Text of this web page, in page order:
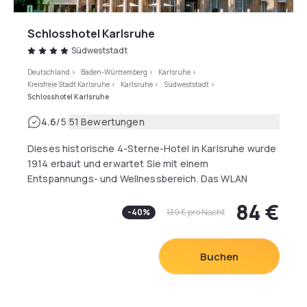
Schlosshotel Karlsruhe
Südweststadt
Deutschland > Baden-Württemberg > Karlsruhe >
Kreisfreie Stadt Karlsruhe > Karlsruhe > Südweststadt >
Schlosshotel Karlsruhe
4.6/5|51 Bewertungen
Dieses historische 4-Sterne-Hotel in Karlsruhe wurde
1914 erbaut und erwartet Sie mit einem
Entspannungs- und Wellnessbereich. Das WLAN
Hauptbahnhof und genießen die Aussicht auf den
Die geräumigen Zimmer im Schlosshotel Karlsruhe
bieten eine Minibar und Kabel-TV mit 2 kostenfreien
-40% 139 €pro Nacht 84 €
Buchen